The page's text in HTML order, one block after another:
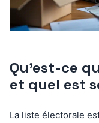
Qu’est-ce
et quel est
La liste électorale